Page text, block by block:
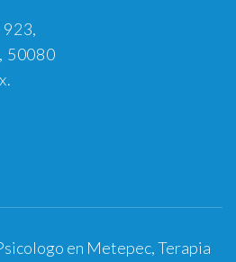
50080
en Metepec, Terapia